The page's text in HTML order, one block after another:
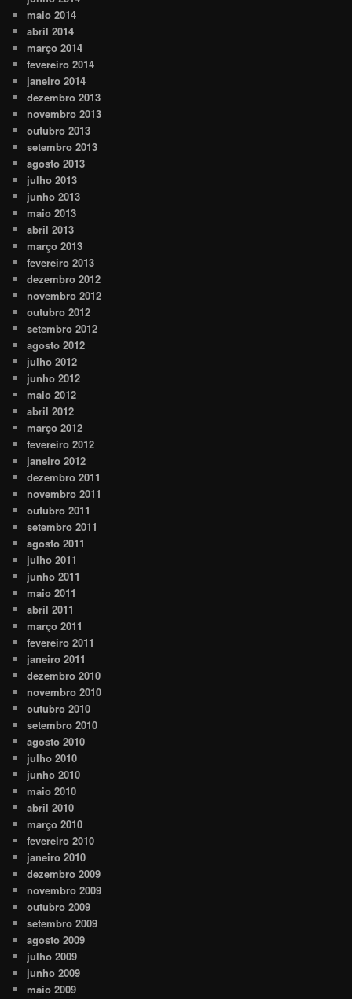
maio 2014
abril 2014
março 2014
fevereiro 2014
janeiro 2014
dezembro 2013
novembro 2013
outubro 2013
setembro 2013
agosto 2013
julho 2013
junho 2013
maio 2013
abril 2013
março 2013
fevereiro 2013
dezembro 2012
novembro 2012
outubro 2012
setembro 2012
agosto 2012
julho 2012
junho 2012
maio 2012
abril 2012
março 2012
fevereiro 2012
janeiro 2012
dezembro 2011
novembro 2011
outubro 2011
setembro 2011
agosto 2011
julho 2011
junho 2011
maio 2011
abril 2011
março 2011
fevereiro 2011
janeiro 2011
dezembro 2010
novembro 2010
outubro 2010
setembro 2010
agosto 2010
julho 2010
junho 2010
maio 2010
abril 2010
março 2010
fevereiro 2010
janeiro 2010
dezembro 2009
novembro 2009
outubro 2009
setembro 2009
agosto 2009
julho 2009
junho 2009
maio 2009